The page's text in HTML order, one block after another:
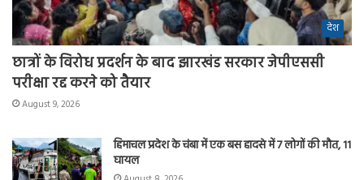
देश
छात्रों के विरोध प्रदर्शन के बाद झारखंड सरकार जेपीएससी
परीक्षा रद्द करने को तैयार
August 9, 2026
हिमाचल प्रदेश के चंबा में एक बस हादसे में 7 लोगों की मौत, 11
घायल